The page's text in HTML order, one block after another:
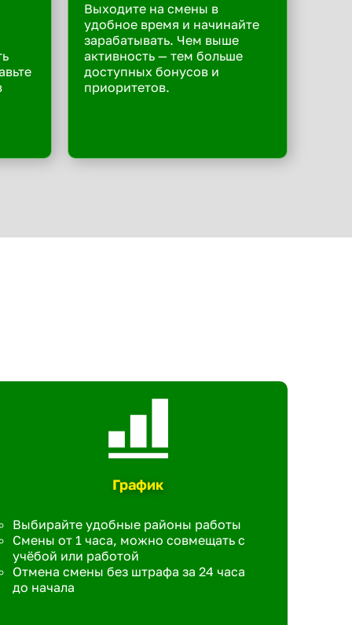
Выходите на смены в
удобное время и начинайте
зарабатывать. Чем выше
активность — тем больше
доступных бонусов и
приоритетов.
График
Выбирайте удобные районы работы
Смены от 1 часа, можно совмещать с
учёбой или работой
Отмена смены без штрафа за 24 часа
до начала